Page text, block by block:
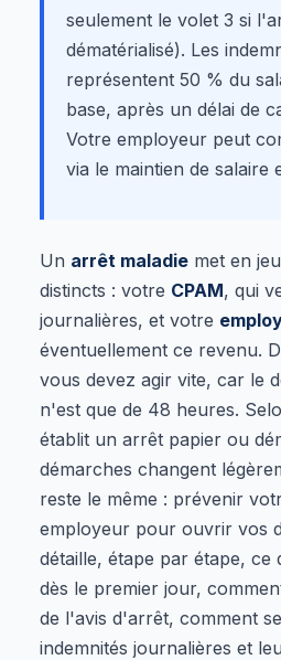
seulement le volet 3 si
dématérialisé). Les
représentent 50 % du
base, après un délai de
Votre employeur peut
via le maintien de salaire
Un arrêt maladie met en
distincts : votre CPAM, qui
journalières, et votre
éventuellement ce revenu.
vous devez agir vite, car le
n'est que de 48 heures.
établit un arrêt papier ou
démarches changent
reste le même : prévenir
employeur pour ouvrir vos
détaille, étape par étape, ce
dès le premier jour,
de l'avis d'arrêt, comment
indemnités journalières et